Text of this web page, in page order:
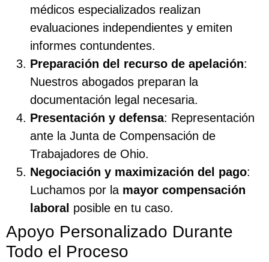
médicos especializados realizan
evaluaciones independientes y emiten
informes contundentes.
Preparación del recurso de apelación:
Nuestros abogados preparan la
documentación legal necesaria.
Presentación y defensa: Representación
ante la Junta de Compensación de
Trabajadores de Ohio.
Negociación y maximización del pago:
Luchamos por la mayor compensación
laboral posible en tu caso.
Apoyo Personalizado Durante
Todo el Proceso